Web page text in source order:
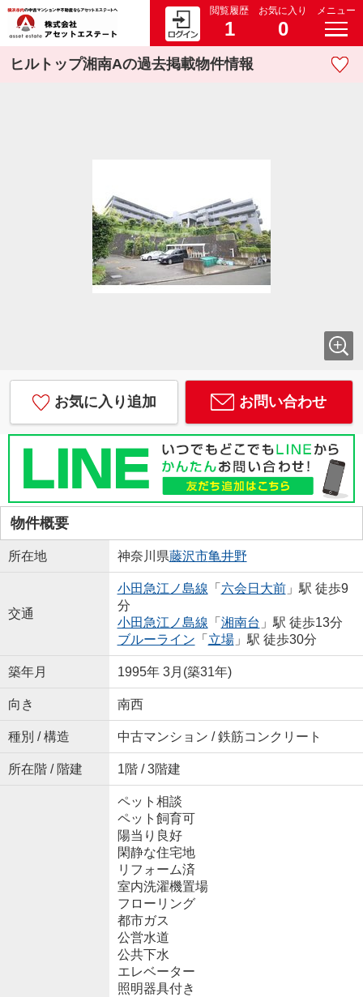
閲覧履歴
1
お気に入り
0
メニュー
ヒルトップ湘南Aの過去掲載物件情報
お気に入り追加 お問い合わせ
物件概要
所在地 神奈川県藤沢市亀井野
交通
小田急江ノ島線 「 六会日大前」駅 徒歩9
分
小田急江ノ島線 「 湘南台 」駅 徒歩13分
ブルーライン 「 立場」駅 徒歩30分
築年月 1995年 3月(築31年)
向き 南西
種別 / 構造 中古マンション / 鉄筋コンクリート
所在階 / 階建 1階 / 3階建
ペット相談
ペット飼育可
陽当り良好
閑静な住宅地
リフォーム済
室内洗濯機置場
フローリング
都市ガス
公営水道
公共下水
エレベーター
照明器具付き